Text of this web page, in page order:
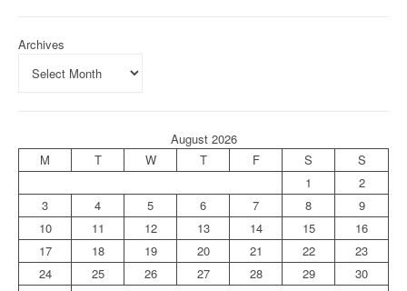
Archives
August 2026
M
T W T F S
S
1
2
3
4 5 6 7 8
9
10
11 12 13 14 15
16
17
18 19 20 21 22
23
24
25 26 27 28 29
30